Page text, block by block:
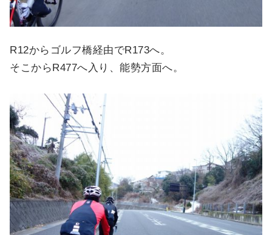
R12からゴルフ橋経由でR173へ。
そこからR477へ入り、能勢方面へ。